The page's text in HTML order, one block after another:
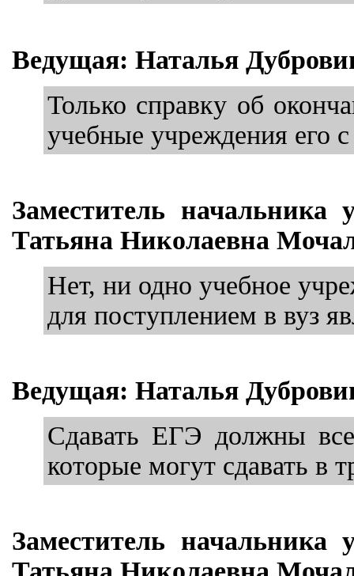
Ведущая: Наталья
Только справку об
учебные учреждения его
Заместитель начальника
Татьяна Николаевна
Нет, ни одно учебное
для поступлением в вуз
Ведущая: Наталья
Сдавать ЕГЭ должны
которые могут сдавать в
Заместитель начальника